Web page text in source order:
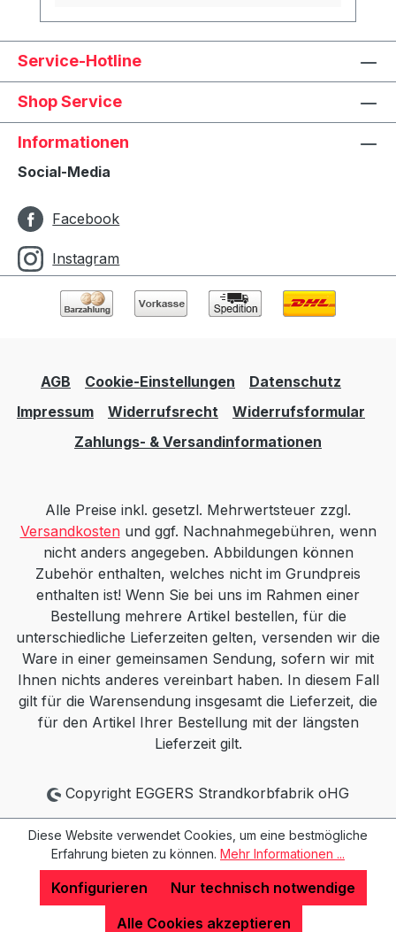
Service-Hotline
Shop Service
Informationen
Social-Media
Facebook
Instagram
AGB Cookie-Einstellungen
Datenschutz
Impressum
Widerrufsrecht
Widerrufsformular
Zahlungs- & Versandinformationen
Alle Preise inkl. gesetzl. Mehrwertsteuer zzgl.
Versandkostenund ggf. Nachnahmegebühren, wenn
nicht anders angegeben. Abbildungen können
Zubehör enthalten, welches nicht im Grundpreis
enthalten ist! Wenn Sie bei uns im Rahmen einer
Bestellung mehrere Artikel bestellen, für die
unterschiedliche Lieferzeiten gelten, versenden wir die
Ware in einer gemeinsamen Sendung, sofern wir mit
Ihnen nichts anderes vereinbart haben. In diesem Fall
gilt für die Warensendung insgesamt die Lieferzeit, die
für den Artikel Ihrer Bestellung mit der längsten
Lieferzeit gilt.
Copyright EGGERS Strandkorbfabrik oHG
Diese Website verwendet Cookies, um eine bestmögliche
Erfahrung bieten zu können. Mehr Informationen ...
Nur technisch notwendige
Konfigurieren
Alle Cookies akzeptieren